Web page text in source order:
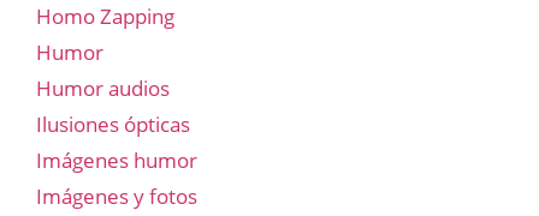
Homo Zapping
Humor
Humor audios
Ilusiones ópticas
Imágenes humor
Imágenes y fotos